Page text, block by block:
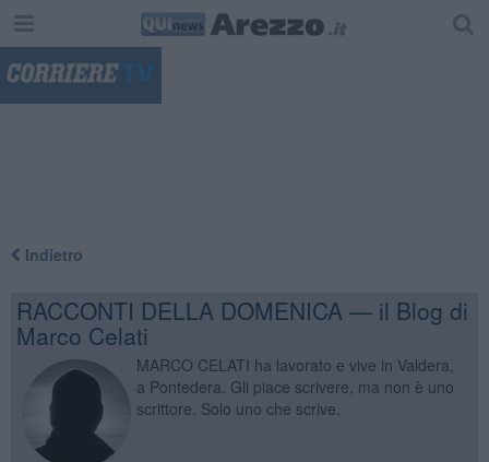
Indietro
RACCONTI DELLA DOMENICA — il Blog di
Marco Celati
MARCO CELATI ha lavorato e vive in Valdera,
a Pontedera. Gli piace scrivere, ma non è uno
scrittore. Solo uno che scrive.